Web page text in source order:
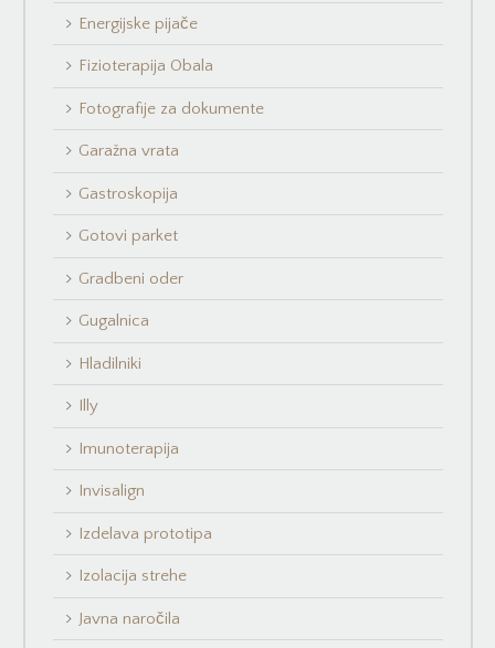
Energijske pijače
Fizioterapija Obala
Fotografije za dokumente
Garažna vrata
Gastroskopija
Gotovi parket
Gradbeni oder
Gugalnica
Hladilniki
Illy
Imunoterapija
Invisalign
Izdelava prototipa
Izolacija strehe
Javna naročila